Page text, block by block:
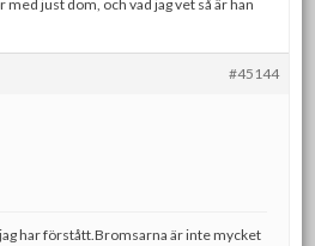
med just dom, och vad jag vet så är han
#45144
har förstått.Bromsarna är inte mycket